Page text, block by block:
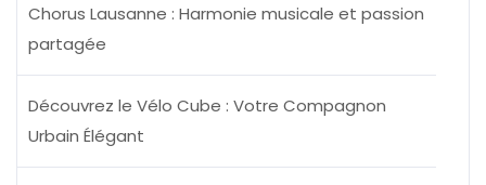
Chorus Lausanne : Harmonie musicale et passion
partagée
Découvrez le Vélo Cube : Votre Compagnon
Urbain Élégant